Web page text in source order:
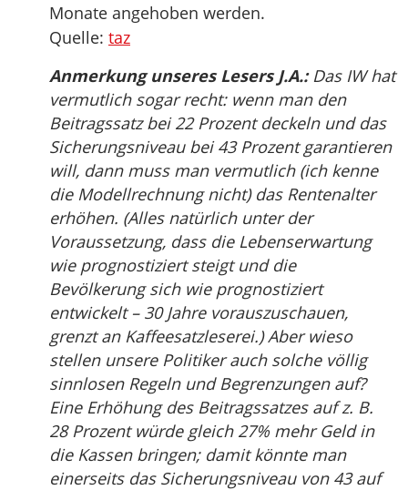
Monate angehoben werden.
Quelle: taz
Anmerkung unseres Lesers J.A.:Das IW hat
vermutlich sogar recht: wenn man den
Beitragssatz bei 22 Prozent deckeln und das
Sicherungsniveau bei 43 Prozent garantieren
will, dann muss man vermutlich (ich kenne
die Modellrechnung nicht) das Rentenalter
erhöhen. (Alles natürlich unter der
Voraussetzung, dass die Lebenserwartung
wie prognostiziert steigt und die
Bevölkerung sich wie prognostiziert
entwickelt – 30 Jahre vorauszuschauen,
grenzt an Kaffeesatzleserei.) Aber wieso
stellen unsere Politiker auch solche völlig
sinnlosen Regeln und Begrenzungen auf?
Eine Erhöhung des Beitragssatzes auf z. B.
28 Prozent würde gleich 27% mehr Geld in
die Kassen bringen; damit könnte man
einerseits das Sicherungsniveau von 43 auf